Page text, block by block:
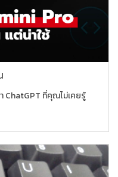
ChatGPT ที่คุณไม่เคยรู้